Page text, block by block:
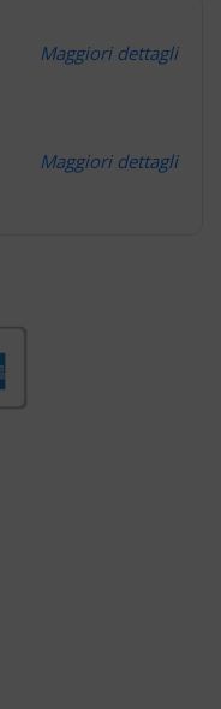
Maggiori dettagli
Maggiori dettagli